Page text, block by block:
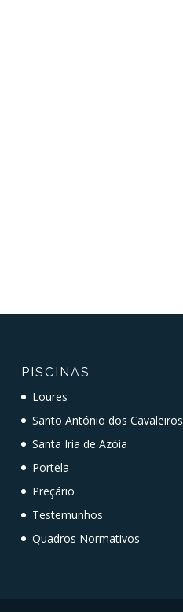
PISCINAS
Loures
Santo António dos Cavaleiros
Santa Iria de Azóia
Portela
Preçário
Testemunhos
Quadros Normativos